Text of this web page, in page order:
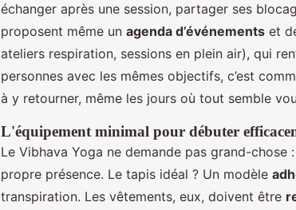
échanger après une session, partager ses
proposent même un agenda d’événements et
ateliers respiration, sessions en plein air), qui
personnes avec les mêmes objectifs, c’est
à y retourner, même les jours où tout semble
L'équipement minimal pour débuter
Le Vibhava Yoga ne demande pas grand-
propre présence. Le tapis idéal ? Un modèle
transpiration. Les vêtements, eux, doivent être